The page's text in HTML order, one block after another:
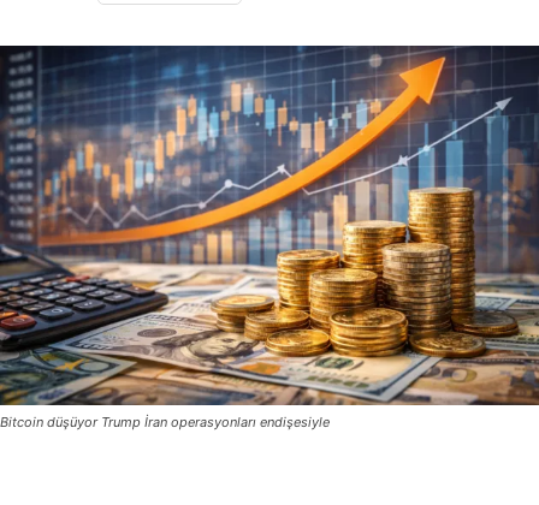
Bitcoin düşüyor Trump İran operasyonları endişesiyle